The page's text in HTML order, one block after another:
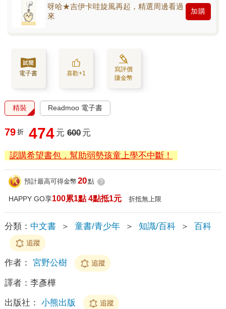
呀哈★吉伊卡哇旋風再起，精選周邊看過
來
加購
電子書 喜歡+1
寫評價
賺金幣
精裝 Readmoo 電子書
79 折 474 元 600 元
認購希望書包，幫助弱勢孩童上學不中斷！
預計最高可得金幣 20點 ?
HAPPY GO享100累1點 4點抵1元 折抵無上限
分類： 中文書 ＞ 童書/青少年 ＞ 知識/百科 ＞ 百科
追蹤
作者： 宮野公樹 追蹤
譯者： 李彥樺
出版社： 小熊出版 追蹤